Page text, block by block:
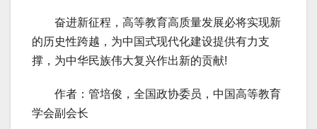
奋进新征程，高等教育高质量发展必将实现新
的历史性跨越，为中国式现代化建设提供有力支
撑，为中华民族伟大复兴作出新的贡献!
作者：管培俊，全国政协委员，中国高等教育
学会副会长